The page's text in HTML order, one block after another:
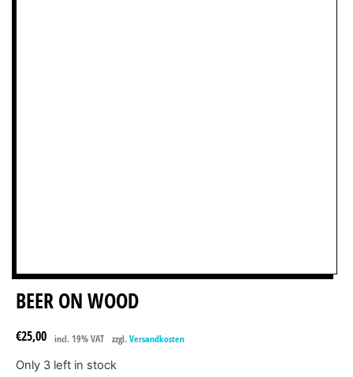
BEER ON WOOD
€25,00 incl. 19% VAT zzgl. Versandkosten
Only 3 left in stock